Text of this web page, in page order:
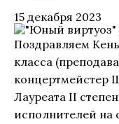
15 декабря 2023
Поздравляем
класса
концертмейстер
Лауреата II
исполнителей на